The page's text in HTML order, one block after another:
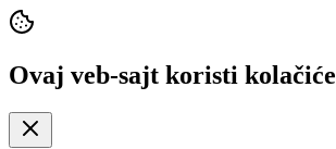
Ovaj veb-sajt koristi kolačiće